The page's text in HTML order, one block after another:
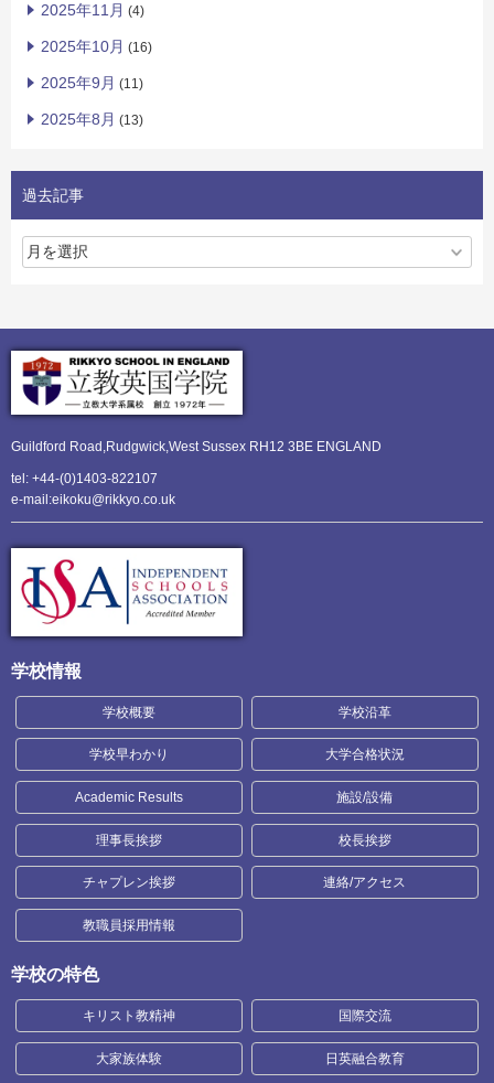
2025年11月 (4)
2025年10月 (16)
2025年9月 (11)
2025年8月 (13)
過去記事
Guildford Road,Rudgwick,West Sussex RH12 3BE ENGLAND
tel: +44-(0)1403-822107
e-mail:eikoku@rikkyo.co.uk
学校情報
学校概要 学校沿革
学校早わかり 大学合格状況
Academic Results 施設/設備
理事長挨拶 校長挨拶
チャプレン挨拶 連絡/アクセス
教職員採用情報
学校の特色
キリスト教精神 国際交流
大家族体験 日英融合教育